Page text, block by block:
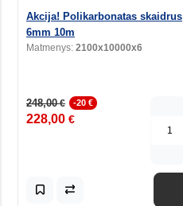
Akcija! Polikarbonatas skaidrus
6mm 10m
Matmenys: 2100x10000x6
248,00€ -20 €
228,00 €